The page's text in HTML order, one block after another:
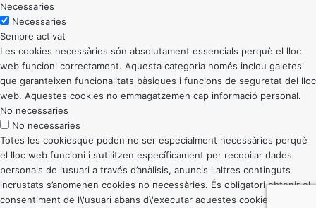
Necessaries
Necessaries
Sempre activat
Les cookies necessàries són absolutament essencials perquè el lloc
web funcioni correctament. Aquesta categoria només inclou galetes
que garanteixen funcionalitats bàsiques i funcions de seguretat del lloc
web. Aquestes cookies no emmagatzemen cap informació personal.
No necessaries
No necessaries
Totes les cookiesque poden no ser especialment necessàries perquè
el lloc web funcioni i s’utilitzen específicament per recopilar dades
personals de l’usuari a través d’anàlisis, anuncis i altres continguts
incrustats s’anomenen cookies no necessàries. És obligatori obtenir el
consentiment de l\'usuari abans d\'executar aquestes cookies al vostre